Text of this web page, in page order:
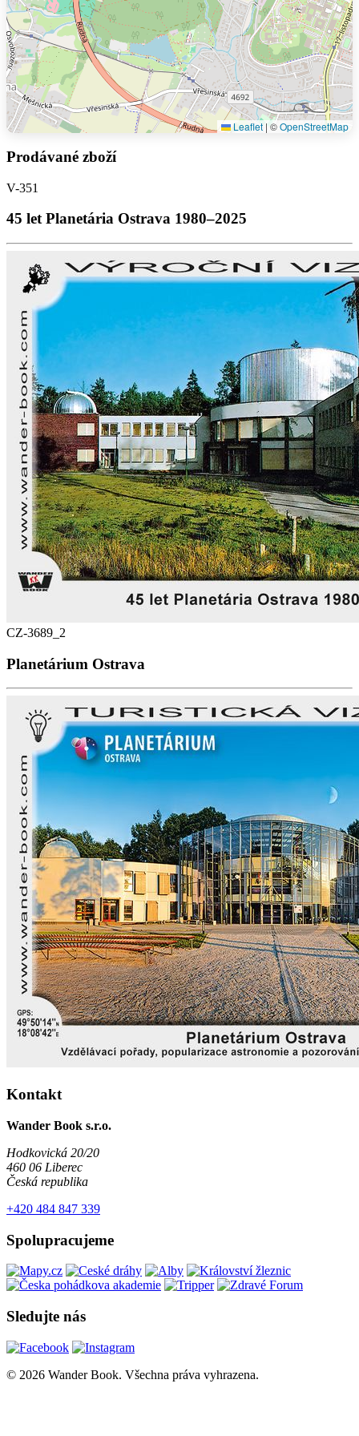
Leaflet | ©OpenStreetMap
Prodávané zboží
V-351
45 let Planetária Ostrava 1980–2025
CZ-3689_2
Planetárium Ostrava
Kontakt
Wander Book s.r.o.
Hodkovická 20/20
460 06 Liberec
Česká republika
+420 484 847 339
Spolupracujeme
Sledujte nás
© 2026 Wander Book. Všechna práva vyhrazena.